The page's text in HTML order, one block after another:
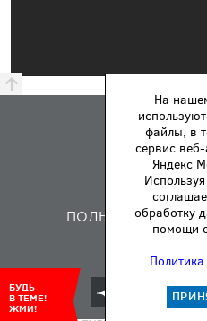
БУДЬ
В ТЕМЕ!
ЖМИ!
© АВТОМОБИЛЬ
О
На
файлы, в
сервис
Яндекс
обработку
помощи